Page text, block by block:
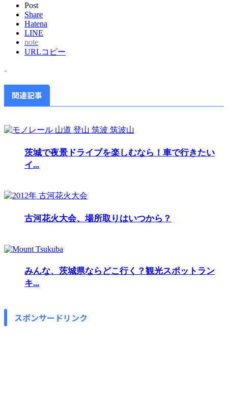
Post
Share
Hatena
LINE
note
URLコピー
-
関連記事
茨城で夜景ドライブを楽しむなら！車で行きたい
イ...
古河花火大会、場所取りはいつから？
みんな、茨城県ならどこ行く？観光スポットラン
キ...
スポンサードリンク